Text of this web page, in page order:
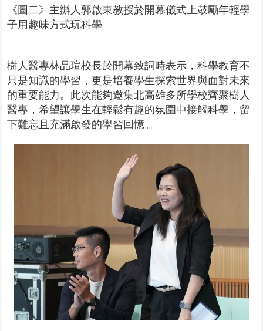
《圖二》主辦人郭啟東教授於開幕儀式上鼓勵年輕學
子用趣味方式玩科學
樹人醫專林品瑄校長於開幕致詞時表示，科學教育不
只是知識的學習，更是培養學生探索世界與面對未來
的重要能力。此次能夠邀集北高雄多所學校齊聚樹人
醫專，希望讓學生在輕鬆有趣的氛圍中接觸科學，留
下難忘且充滿啟發的學習回憶。